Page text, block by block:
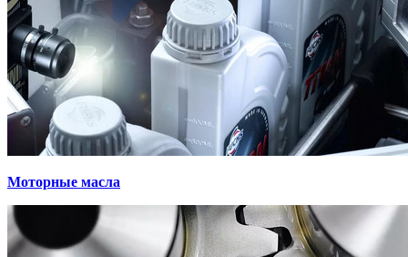
Моторные масла